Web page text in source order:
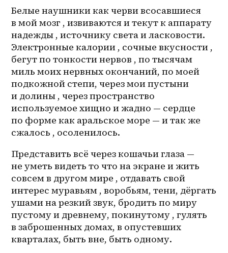
Белые наушники как черви всосавшиеся
в мой мозг , извиваются и текут к аппарату
надежды , источнику света и ласковости.
Электронные калории , сочные вкусности ,
бегут по тонкости нервов , по тысячам
миль моих нервных окончаний, по моей
подкожной степи, через мои пустыни
и долины , через пространство
используемое хищно и жадно — сердце
по форме как аральское море — и так же
сжалось , осоленилось.
Представить всё через кошачьи глаза —
не уметь видеть то что на экране и жить
совсем в другом мире , отдавать свой
интерес муравьям , воробьям, тени, дёргать
ушами на резкий звук, бродить по миру
пустому и древнему, покинутому , гулять
в заброшенных домах, в опустевших
кварталах, быть вне, быть одному.